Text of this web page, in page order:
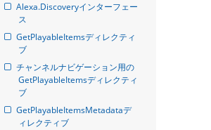
Alexa.Discoveryインターフェー
ス
GetPlayableItemsディレクティ
ブ
チャンネルナビゲーション用の
GetPlayableItemsディレクティ
ブ
GetPlayableItemsMetadataデ
ィレクティブ